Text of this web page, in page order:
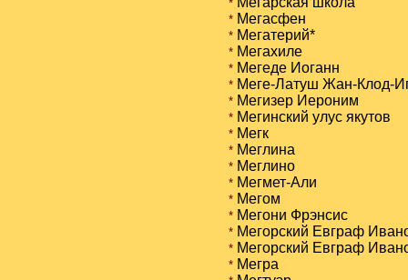
*
*Мегасфен
*Мегатерий*
*Мегахиле
*Мегеде Иоганн
*Меге-Латуш Жан-Клод-
*Мегизер Иероним
*Мегинский улус якутов
*Мегк
*Меглина
*Меглино
*Мегмет-Али
*Мегом
*Мегони Фрэнсис
*Мегорский Евграф
*Мегорский Евграф
*Мегра